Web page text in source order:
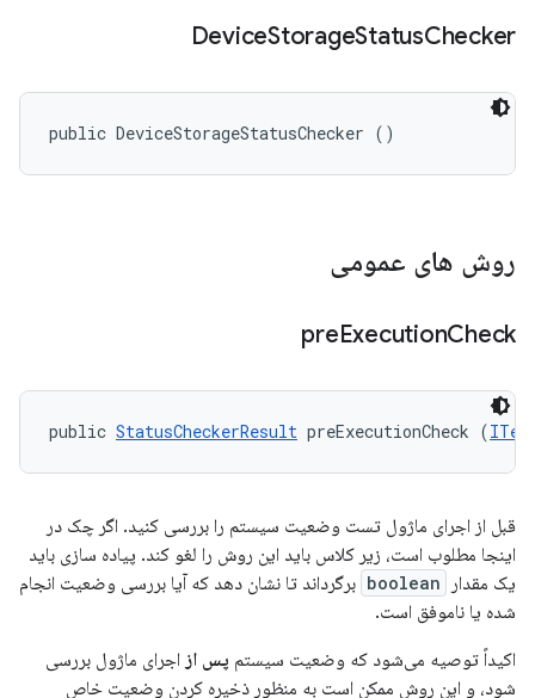
DeviceStorageStatusChecker
public DeviceStorageStatusChecker ()
روش های عمومی
preExecutionCheck
public StatusCheckerResult preExecutionCheck (
قبل از اجرای ماژول تست وضعیت سیستم را بررسی کنید. اگر چک در
اینجا مطلوب است، زیر کلاس باید این روش را لغو کند. پیاده سازی باید
یک مقدار
boolean برگرداند تا نشان دهد که آیا بررسی وضعیت انجام
شده یا ناموفق است.
اکیداً توصیه می‌شود که وضعیت سیستم پس از اجرای ماژول بررسی
شود، و این روش ممکن است به منظور ذخیره کردن وضعیت خاص